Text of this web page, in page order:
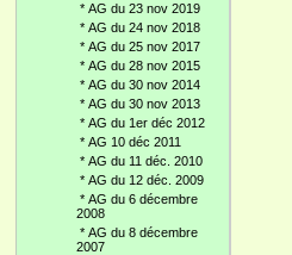
* AG du 23 nov 2019
* AG du 24 nov 2018
* AG du 25 nov 2017
* AG du 28 nov 2015
* AG du 30 nov 2014
* AG du 30 nov 2013
* AG du 1er déc 2012
* AG 10 déc 2011
* AG du 11 déc. 2010
* AG du 12 déc. 2009
* AG du 6 décembre
2008
* AG du 8 décembre
2007